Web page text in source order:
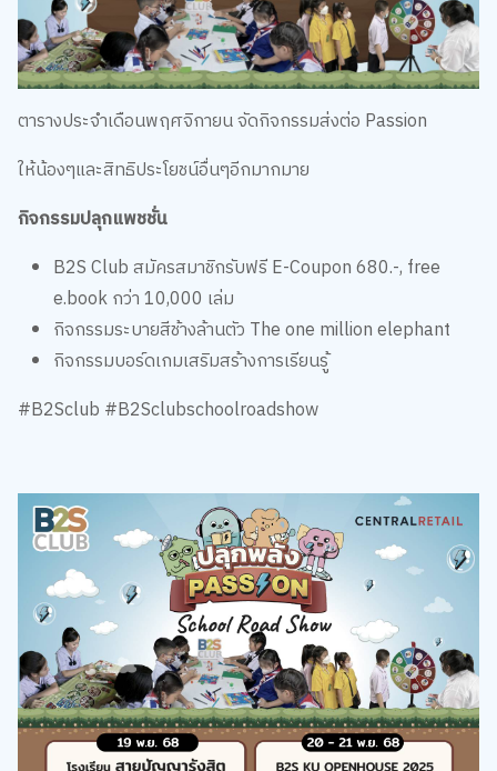
ตารางประจำเดือนพฤศจิกายน จัดกิจกรรมส่งต่อ Passion
ให้น้องๆและสิทธิประโยชน์อื่นๆอีกมากมาย
กิจกรรมปลุกแพชชั่น
B2S Club สมัครสมาชิกรับฟรี E-Coupon 680.-, free
e.book กว่า 10,000 เล่ม
กิจกรรมระบายสีช้างล้านตัว The one million elephant
กิจกรรมบอร์ดเกมเสริมสร้างการเรียนรู้
#B2Sclub #B2Sclubschoolroadshow